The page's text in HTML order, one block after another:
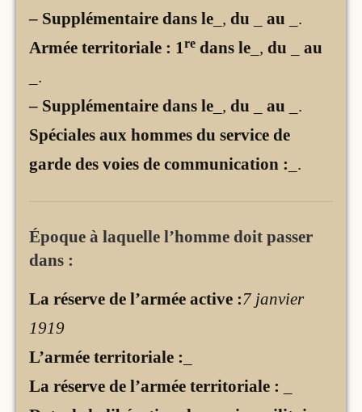
– Supplémentaire dans le _, du au
.
Armée territoriale : 1 re dans le _, du
au
.
– Supplémentaire dans le _, du au
.
Spéciales aux hommes du service de
garde des voies de communication : _.
Époque à laquelle l’homme doit passer
dans :
La réserve de l’armée active :7 janvier
1919
L’armée territoriale :
La réserve de l’armée territoriale :